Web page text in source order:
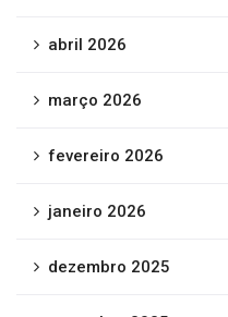
abril 2026
março 2026
fevereiro 2026
janeiro 2026
dezembro 2025